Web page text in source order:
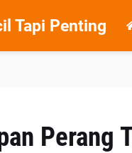
Tapi Penting
Perang